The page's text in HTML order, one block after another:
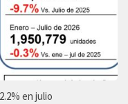
en julio